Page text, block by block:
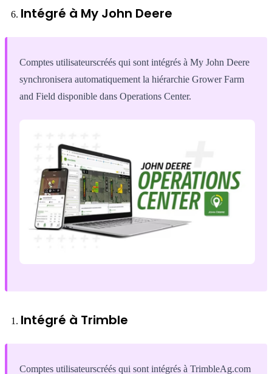
Intégré à My John Deere
Comptes utilisateurscréés qui sont intégrés à My John Deere
synchronisera automatiquement la hiérarchie Grower Farm
and Field disponible dans Operations Center.
Intégré à Trimble
Comptes utilisateurscréés qui sont intégrés à TrimbleAg.com